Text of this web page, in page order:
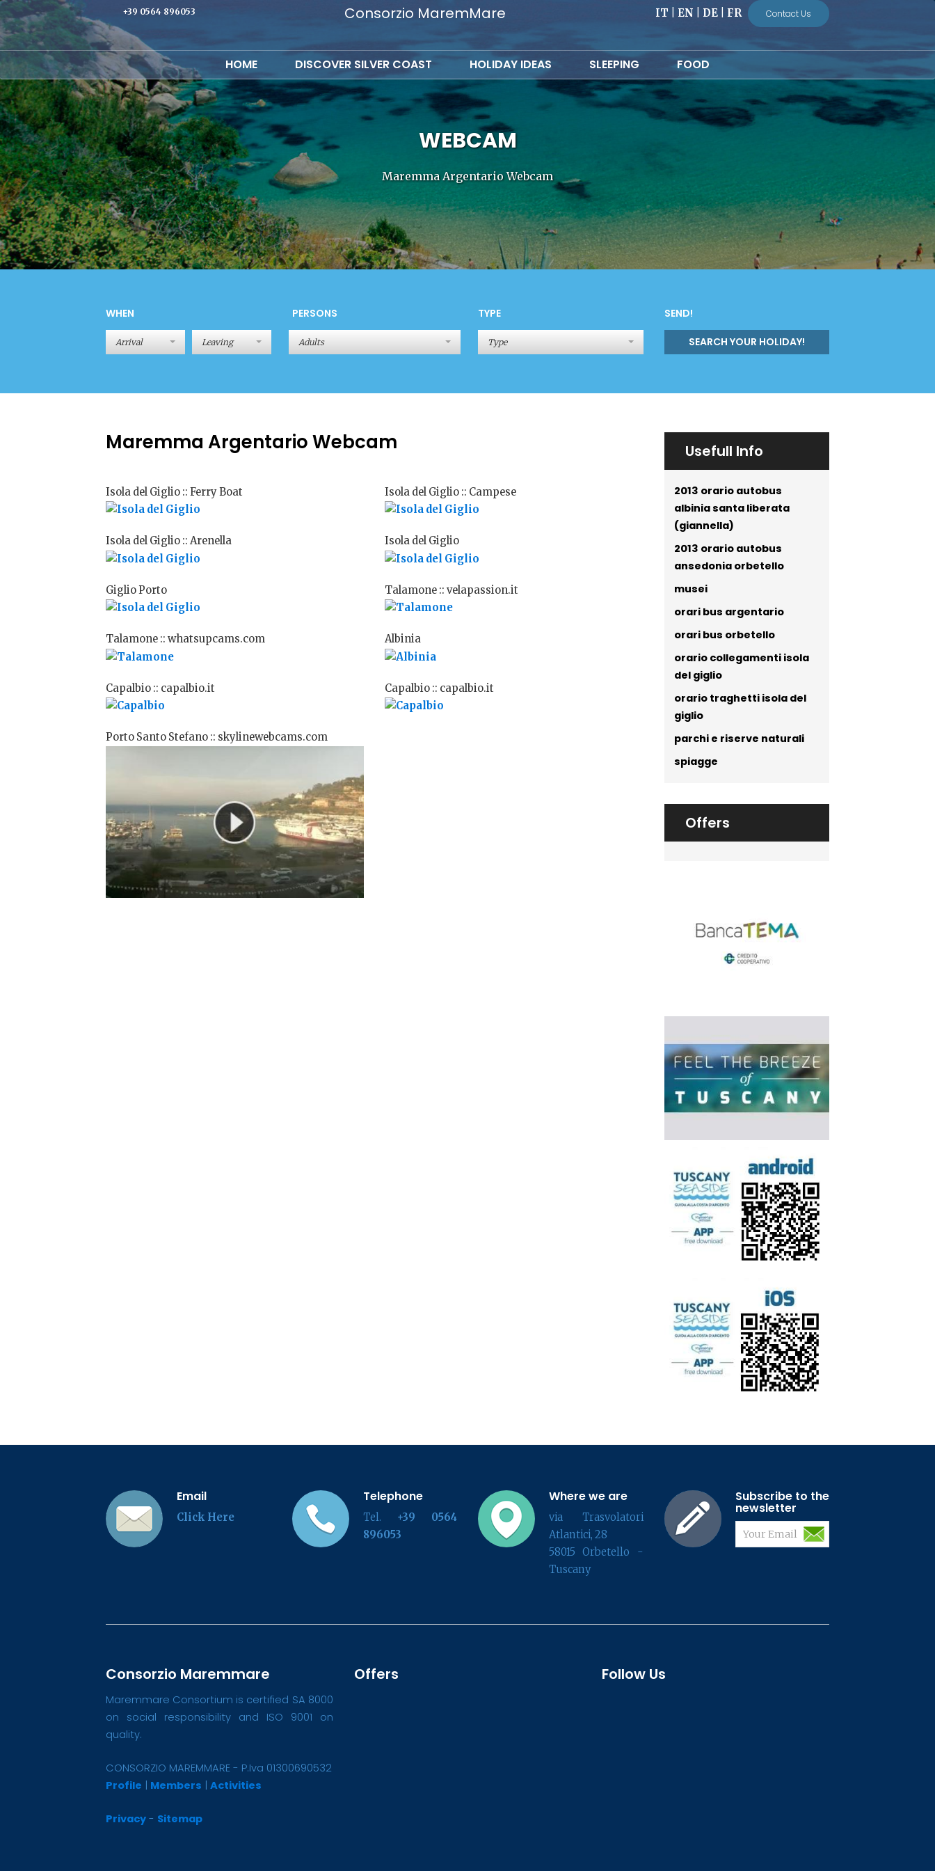
+39 0564 896053 IT EN DE FR Contact Us
Consorzio MaremMare
HOME DISCOVER SILVER COAST HOLIDAY IDEAS SLEEPING FOOD
WEBCAM
Maremma Argentario Webcam
WHEN PERSONS
Adults
TYPE
Type
SEND!
SEARCH YOUR HOLIDAY!
Maremma Argentario Webcam
Isola del Giglio :: Ferry Boat Isola del Giglio :: Campese
Isola del Giglio :: Arenella Isola del Giglio
Giglio Porto Talamone :: velapassion.it
Talamone :: whatsupcams.com Albinia
Capalbio :: capalbio.it Capalbio :: capalbio.it
Porto Santo Stefano :: skylinewebcams.com
Usefull Info
2013 orario autobus
albinia santa liberata
(giannella)
2013 orario autobus
ansedonia orbetello
musei
orari bus argentario
orari bus orbetello
orario collegamenti isola
del giglio
orario traghetti isola del
giglio
parchi e riserve naturali
spiagge
Offers
Email
Click Here
Telephone
Tel. +39 0564
896053
Where we are
via Trasvolatori
Atlantici, 28
58015 Orbetello -
Tuscany
Subscribe to the
newsletter
Consorzio Maremmare
Maremmare Consortium is certified SA 8000
on social responsibility and ISO 9001 on
quality.
CONSORZIO MAREMMARE - P.Iva 01300690532
Profile
Members Activities
Privacy - Sitemap
Offers Follow Us